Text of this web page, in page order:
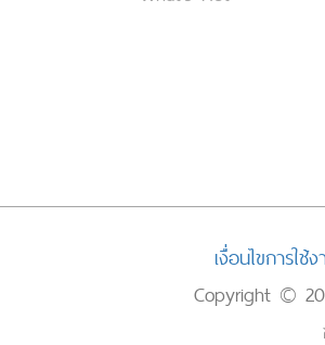
เงื่อนไขการใช้
Copyright ©